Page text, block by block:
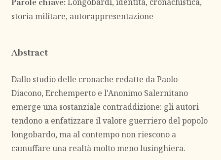
Parole chiave:
storia militare, autorappresentazione
Abstract
Dallo studio delle cronache redatte da Paolo
Diacono, Erchemperto e l'Anonimo Salernitano
emerge una sostanziale contraddizione: gli autori
tendono a enfatizzare il valore guerriero del popolo
longobardo, ma al contempo non riescono a
camuffare una realtà molto meno lusinghiera.